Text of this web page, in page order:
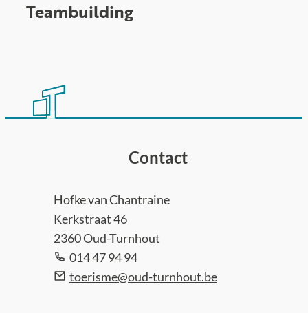
Teambuilding
Contact
AdresHofke van Chantraine
Kerkstraat 46
,2360Oud-Turnhout
014 47 94 94
E-mail
toerisme@oud-turnhout.be